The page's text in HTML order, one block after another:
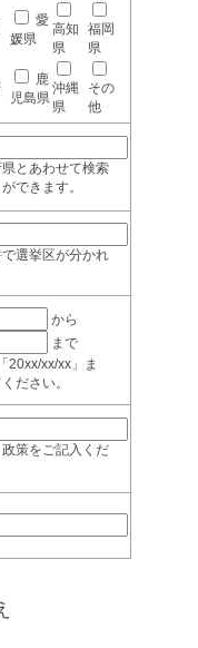
愛
媛県
高知
県
福岡
県
鹿
児島県
沖縄
県
その
他
とあわせて検索
できます。
選挙区が分かれ
から
まで
xx/xx」ま
ださい。
策をご記入くだ